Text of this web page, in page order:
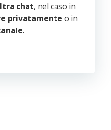
chat, nel caso in
privatamente o in
.